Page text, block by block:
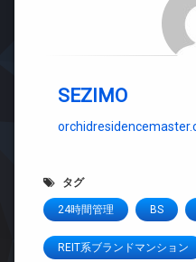
SEZIMO
タグ
24時間管理 BS
REIT系ブランドマンション